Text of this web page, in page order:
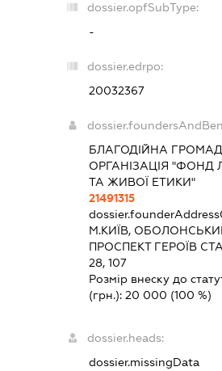
dossier.opfSubType:
-
dossier.edrpo:
20032367
БЛАГОДІЙНА
ОРГАНІЗАЦІЯ "ФОНД
ТА ЖИВОЇ ЕТИКИ"
21491315
dossier.founderAddress
М.КИЇВ,
ПРОСПЕКТ ГЕРОЇВ
28, 107
Розмір внеску до
(грн.):20 000 (100 %)
dossier.heads:
dossier.missingData